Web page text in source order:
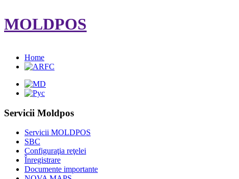
MOLDPOS
Home
Servicii Moldpos
Servicii MOLDPOS
SBC
Configuraţia reţelei
Înregistrare
Documente importante